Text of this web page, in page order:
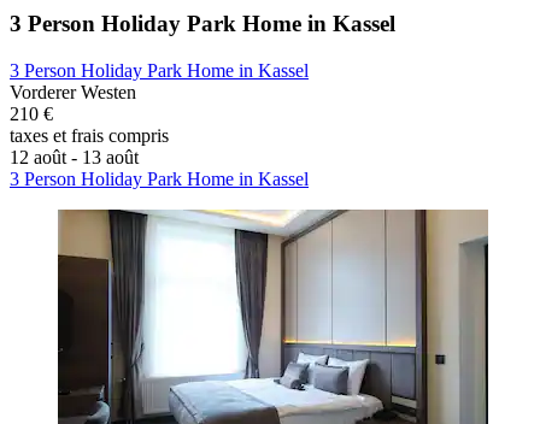
3 Person Holiday Park Home in Kassel
3 Person Holiday Park Home in Kassel
Vorderer Westen
210 €
taxes et frais compris
12 août - 13 août
3 Person Holiday Park Home in Kassel